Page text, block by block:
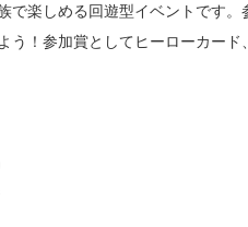
で楽しめる回遊型イベントです
う！参加賞としてヒーローカー